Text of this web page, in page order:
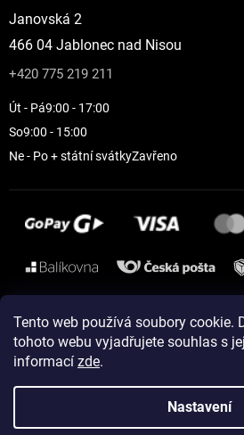
Tento web používá soubory cookie.
tohoto webu vyjadřujete souhlas s
informací zde.
Nastavení
Janovská 2
466 04 Jablonec nad Nisou
+420 775 219 211
Út - Pá9:00 - 17:00
So9:00 - 15:00
Ne - Po + státní svátkyZavřeno
Instagram
Vytvořil Shoptet